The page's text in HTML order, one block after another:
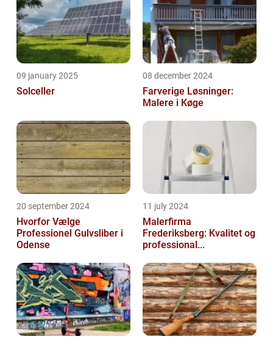
09 january 2025
Solceller
08 december 2024
Farverige Løsninger:
Malere i Køge
20 september 2024
Hvorfor Vælge
Professionel Gulvsliber i
Odense
11 july 2024
Malerfirma
Frederiksberg: Kvalitet og
professional...